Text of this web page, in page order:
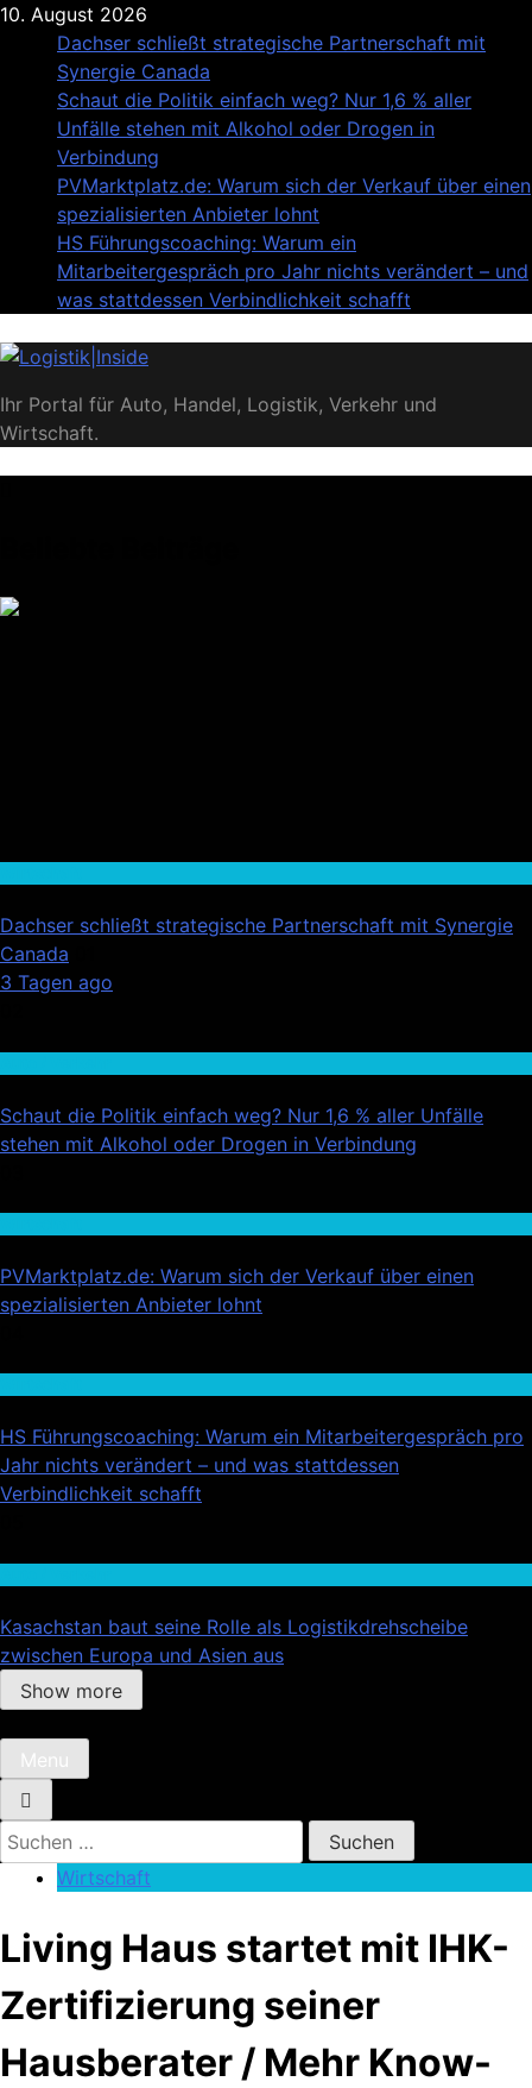
Skip
content
10. August 2026
Dachser schließt strategische Partnerschaft mit
Synergie Canada
Schaut die Politik einfach weg? Nur 1,6 % aller
Unfälle stehen mit Alkohol oder Drogen in
Verbindung
PVMarktplatz.de: Warum sich der Verkauf über einen
spezialisierten Anbieter lohnt
HS Führungscoaching: Warum ein
Mitarbeitergespräch pro Jahr nichts verändert – und
was stattdessen Verbindlichkeit schafft
Logistik|Inside
Ihr Portal für Auto, Handel, Logistik, Verkehr und
Wirtschaft.
Dachser schließt strategische Partnerschaft mit Synergie
Canada
3 Tagen ago
Schaut die Politik einfach weg? Nur 1,6 % aller Unfälle
stehen mit Alkohol oder Drogen in Verbindung
PVMarktplatz.de: Warum sich der Verkauf über einen
spezialisierten Anbieter lohnt
HS Führungscoaching: Warum ein Mitarbeitergespräch pro
Jahr nichts verändert – und was stattdessen
Verbindlichkeit schafft
Kasachstan baut seine Rolle als Logistikdrehscheibe
zwischen Europa und Asien aus
Show more
Menu
Suchen
nach:
Wirtschaft
Living Haus startet mit IHK-
Zertifizierung seiner
Hausberater / Mehr Know-